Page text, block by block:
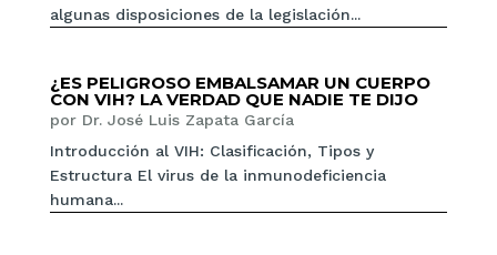
algunas disposiciones de la legislación...
¿ES PELIGROSO EMBALSAMAR UN CUERPO
CON VIH? LA VERDAD QUE NADIE TE DIJO
por Dr. José Luis Zapata García
Introducción al VIH: Clasificación, Tipos y
Estructura El virus de la inmunodeficiencia
humana...